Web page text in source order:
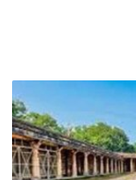
में
बनेगा
भव्य
सरस्वती
लोक